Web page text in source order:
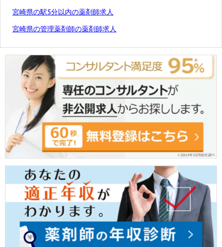
宮崎県の駅5分以内の薬剤師求人
宮崎県の管理薬剤師の薬剤師求人